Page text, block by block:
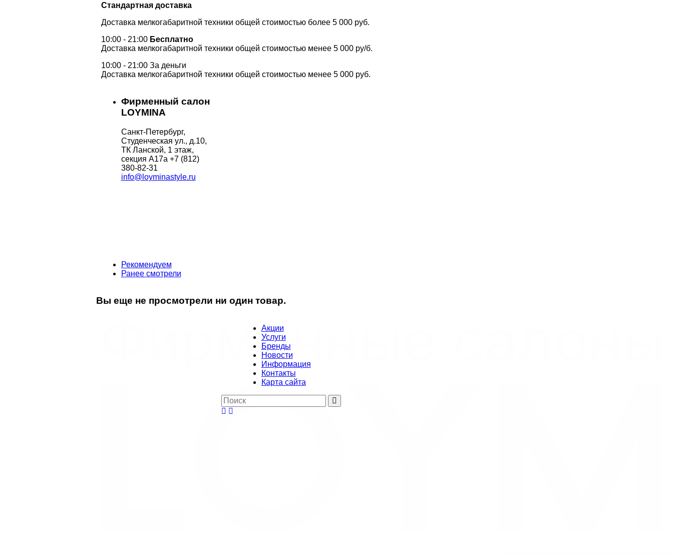
Стандартная доставка
Доставка мелкогабаритной техники общей стоимостью более 5 000 руб.
10:00 - 21:00 Бесплатно
Доставка мелкогабаритной техники общей стоимостью менее 5 000 ру/б.
10:00 - 21:00 За деньги
Доставка мелкогабаритной техники общей стоимостью менее 5 000 руб.
Фирменный салон
LOYMINA
Санкт-Петербург,
Студенческая ул., д.10,
ТК Ланской, 1 этаж,
секция А17а +7 (812)
380-82-31
info@loyminastyle.ru
Рекомендуем
Ранее смотрели
Вы еще не просмотрели ни один товар.
Акции
Услуги
Бренды
Новости
Информация
Контакты
Карта сайта